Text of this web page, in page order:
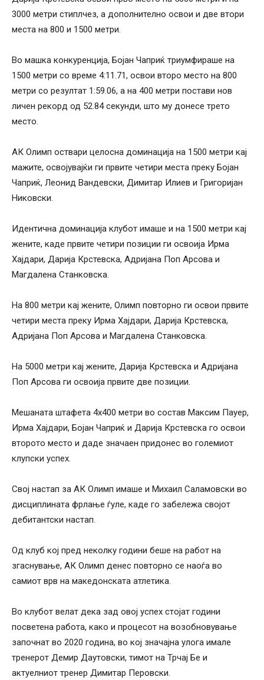
3000 метри стиплчез, а дополнително освои и две втори
места на 800 и 1500 метри.
Во машка конкуренција, Бојан Чаприќ триумфираше на
1500 метри со време 4:11.71, освои второ место на 800
метри со резултат 1:59.06, а на 400 метри постави нов
личен рекорд од 52.84 секунди, што му донесе трето
место.
АК Олимп оствари целосна доминација на 1500 метри кај
мажите, освојувајќи ги првите четири места преку Бојан
Чаприќ, Леонид Вандевски, Димитар Илиев и Григоријан
Никовски.
Идентична доминација клубот имаше и на 1500 метри кај
жените, каде првите четири позиции ги освоија Ирма
Хајдари, Дарија Крстевска, Адријана Поп Арсова и
Магдалена Станковска.
На 800 метри кај жените, Олимп повторно ги освои првите
четири места преку Ирма Хајдари, Дарија Крстевска,
Адријана Поп Арсова и Магдалена Станковска.
На 5000 метри кај жените, Дарија Крстевска и Адријана
Поп Арсова ги освоија првите две позиции.
Мешаната штафета 4х400 метри во состав Максим Пауер,
Ирма Хајдари, Бојан Чаприќ и Дарија Крстевска го освои
второто место и даде значаен придонес во големиот
клупски успех.
Свој настап за АК Олимп имаше и Михаил Саламовски во
дисциплината фрлање ѓуле, каде го забележа својот
дебитантски настап.
Од клуб кој пред неколку години беше на работ на
згаснување, АК Олимп денес повторно се наоѓа во
самиот врв на македонската атлетика.
Во клубот велат дека зад овој успех стојат години
посветена работа, како и процесот на возобновување
започнат во 2020 година, во кој значајна улога имале
тренерот Демир Даутовски, тимот на Трчај Бе и
актуелниот тренер Димитар Перовски.